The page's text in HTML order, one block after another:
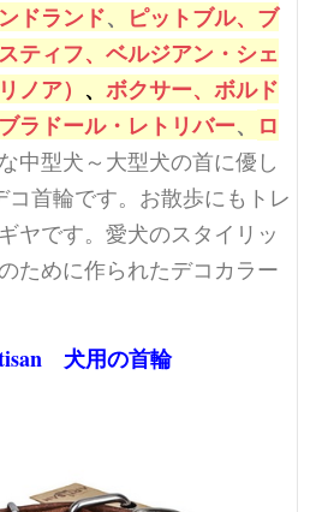
ドランド、 ピットブル、 ブ
ティフ、 ベルジアン・シェ
ノア） 、 ボクサー、 ボルド
ラドール・レトリバー、 ロ
中型犬～大型犬の首に優し
コ首輪です。お散歩にもトレ
ヤです。 愛犬のスタイリッ
ために作られたデコカラー
犬用の首輪